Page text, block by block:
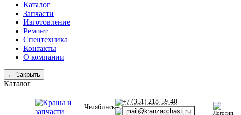
Каталог
Запчасти
Изготовление
Ремонт
Спецтехника
Контакты
О компании
← Закрыть
Каталог
Челябинск
+7 (351) 218-59-40
mail@kranzapchasti.ru